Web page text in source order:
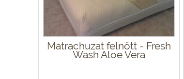
Matrachuzat felnőtt - Fresh
Wash Aloe Vera